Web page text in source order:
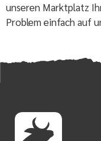
unseren Marktplatz
Problem einfach auf